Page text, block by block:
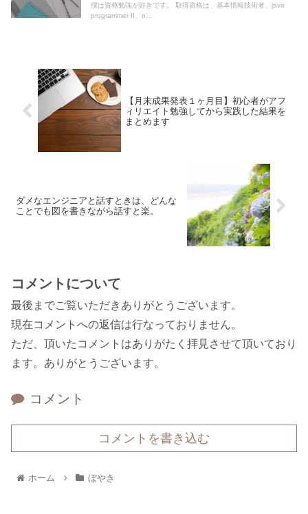
僕は資格勉強が好きです。 取得資格は、基本情報技術者、java
programmer II、o...
【月末成果発表１ヶ月目】初心者がアフ
ィリエイト勉強してから実践した結果を
まとめます
ダメなエンジニアと話すときは、どんな
ことでも図を書きながら話すと楽。
コメントについて
最後までご覧いただきありがとうございます。
現在コメントへの返信は行なっておりません。
ただ、頂いたコメントはありがたく拝見させて頂いており
ます。ありがとうございます。
コメント
コメントを書き込む
ホーム ぼやき